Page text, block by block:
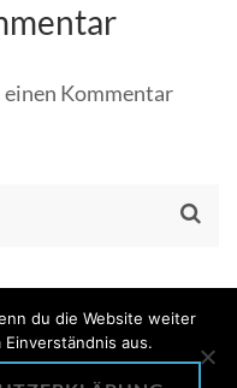
einen Kommentar
| ENTWICKELT
du die Website weiter
aus.